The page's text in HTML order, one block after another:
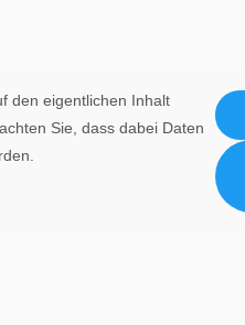
den eigentlichen Inhalt
Sie, dass dabei Daten